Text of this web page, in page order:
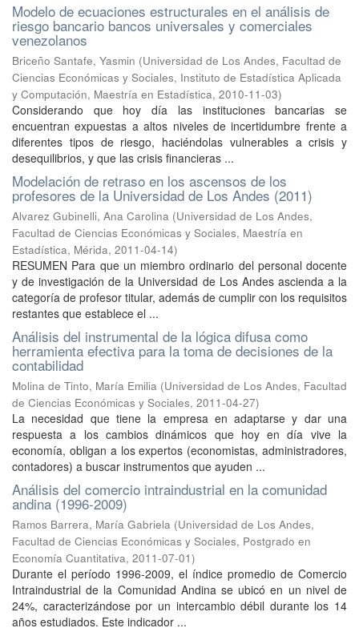
Modelo de ecuaciones estructurales en el análisis de
riesgo bancario bancos universales y comerciales
venezolanos
Briceño Santafe, Yasmin (Universidad de Los Andes, Facultad de
Ciencias Económicas y Sociales, Instituto de Estadística Aplicada
y Computación, Maestría en Estadística, 2010-11-03)
Considerando que hoy día las instituciones bancarias se
encuentran expuestas a altos niveles de incertidumbre frente a
diferentes tipos de riesgo, haciéndolas vulnerables a crisis y
desequilibrios, y que las crisis financieras ...
Modelación de retraso en los ascensos de los
profesores de la Universidad de Los Andes (2011)
Alvarez Gubinelli, Ana Carolina (Universidad de Los Andes,
Facultad de Ciencias Económicas y Sociales, Maestría en
Estadística, Mérida, 2011-04-14)
RESUMEN Para que un miembro ordinario del personal docente
y de investigación de la Universidad de Los Andes ascienda a la
categoría de profesor titular, además de cumplir con los requisitos
restantes que establece el ...
Análisis del instrumental de la lógica difusa como
herramienta efectiva para la toma de decisiones de la
contabilidad
Molina de Tinto, María Emilia (Universidad de Los Andes, Facultad
de Ciencias Económicas y Sociales, 2011-04-27)
La necesidad que tiene la empresa en adaptarse y dar una
respuesta a los cambios dinámicos que hoy en día vive la
economía, obligan a los expertos (economistas, administradores,
contadores) a buscar instrumentos que ayuden ...
Análisis del comercio intraindustrial en la comunidad
andina (1996-2009)
Ramos Barrera, María Gabriela (Universidad de Los Andes,
Facultad de Ciencias Económicas y Sociales, Postgrado en
Economía Cuantitativa, 2011-07-01)
Durante el período 1996-2009, el índice promedio de Comercio
Intraindustrial de la Comunidad Andina se ubicó en un nivel de
24%, caracterizándose por un intercambio débil durante los 14
años estudiados. Este indicador ...